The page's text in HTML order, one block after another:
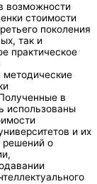
возможности
стоимости
поколения
так и
практическое
методические
в
использованы
и их
решений о